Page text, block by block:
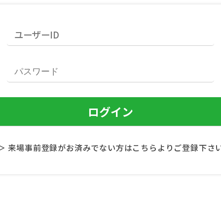
来場事前登録がお済みでない方はこちらよりご登録下さ